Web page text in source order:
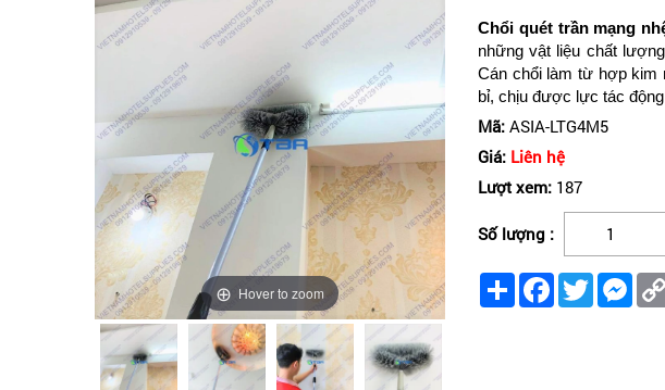
Hover to zoom
Chổi quét trần mạng
những vật liệu chất
Cán chổi làm từ hợp kim
bỉ, chịu được lực tác
Mã: ASIA-LTG4M5
Giá: Liên hệ
Lượt xem: 187
Số lượng :
Share FacebookTwitter